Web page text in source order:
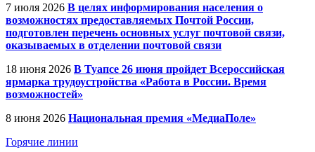
7 июля 2026 В целях информирования населения о
возможностях предоставляемых Почтой России,
подготовлен перечень основных услуг почтовой связи,
оказываемых в отделении почтовой связи
18 июня 2026 В Туапсе 26 июня пройдет Всероссийская
ярмарка трудоустройства «Работа в России. Время
возможностей»
8 июня 2026 Национальная премия «МедиаПоле»
Горячие линии